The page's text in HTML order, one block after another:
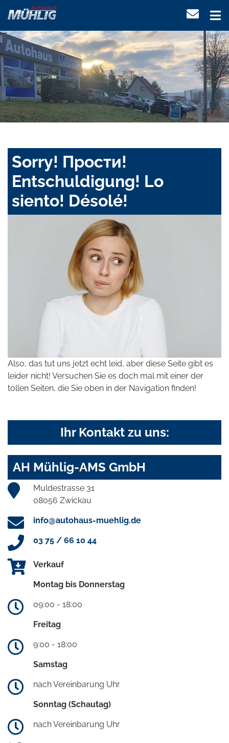
Sorry! Прости!
Entschuldigung! Lo
siento! Désolé!
Also, das tut uns jetzt echt leid, aber diese Seite gibt es
leider nicht! Versuchen Sie es doch mal mit einer der
tollen Seiten, die Sie oben in der Navigation finden!
Ihr Kontakt zu uns:
AH Mühlig-AMS GmbH
Muldestrasse 31
08056 Zwickau
info@autohaus-muehlig.de
03 75 / 66 10 44
Verkauf
Montag bis Donnerstag
09:00 - 18:00
Freitag
9:00 - 18:00
Samstag
nach Vereinbarung Uhr
Sonntag (Schautag)
nach Vereinbarung Uhr